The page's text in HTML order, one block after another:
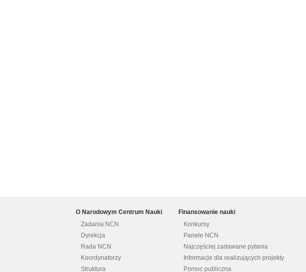
O Narodowym Centrum Nauki
Zadania NCN
Dyrekcja
Rada NCN
Koordynatorzy
Struktura
Finansowanie nauki
Konkursy
Panele NCN
Najczęściej zadawane pytania
Informacje dla realizujących projekty
Pomoc publiczna